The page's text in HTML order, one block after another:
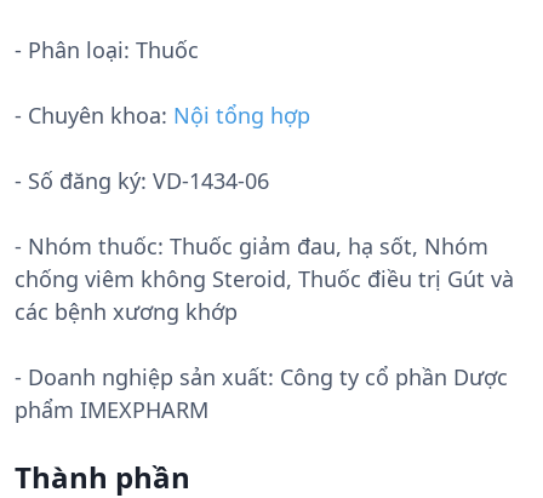
- Phân loại: Thuốc
- Chuyên khoa: Nội tổng hợp
- Số đăng ký: VD-1434-06
- Nhóm thuốc: Thuốc giảm đau, hạ sốt, Nhóm
chống viêm không Steroid, Thuốc điều trị Gút và
các bệnh xương khớp
- Doanh nghiệp sản xuất: Công ty cổ phần Dược
phẩm IMEXPHARM
Thành phần